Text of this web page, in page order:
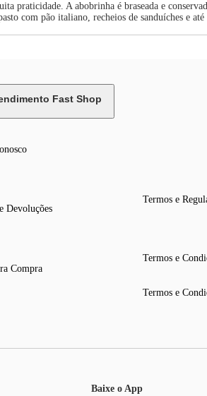
praticidade. A abobrinha é braseada e
com pão italiano, recheios de sanduíches e até
Fast Shop
Devoluções
Compra
Termos e
Termos e
Termos e
Baixe o App